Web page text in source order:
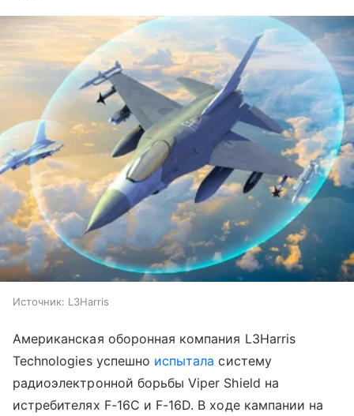
Источник: L3Harris
Американская оборонная компания L3Harris
Technologies успешно испытала систему
радиоэлектронной борьбы Viper Shield на
истребителях F-16C и F-16D. В ходе кампании на